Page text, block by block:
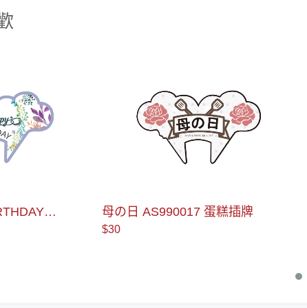
母の日 AS990017 蛋糕插牌
$30